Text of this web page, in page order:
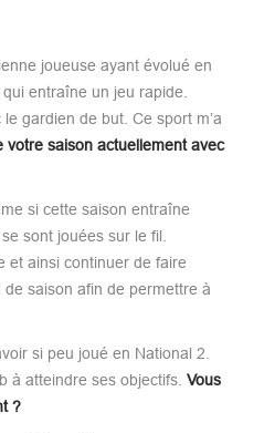
joueuse ayant évolué en
entraîne un jeu rapide.
gardien de but. Ce sport m’a
votre saison actuellement avec
si cette saison entraîne
sont jouées sur le fil.
et ainsi continuer de faire
de saison afin de permettre à
si peu joué en National 2.
à atteindre ses objectifs. Vous
?